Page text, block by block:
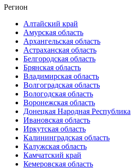
Регион
Алтайский край
Амурская область
Архангельская область
Астраханская область
Белгородская область
Брянская область
Владимирская область
Волгоградская область
Вологодская область
Воронежская область
Донецкая Народная Республика
Ивановская область
Иркутская область
Калининградская область
Калужская область
Камчатский край
Кемеровская область